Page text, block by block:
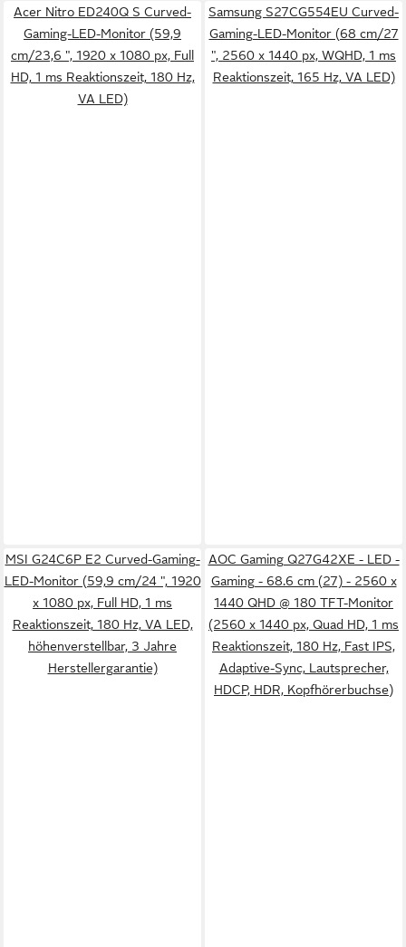
Acer Nitro ED240Q S Curved-
Gaming-LED-Monitor (59,9
cm/23,6 ", 1920 x 1080 px, Full
HD, 1 ms Reaktionszeit, 180 Hz,
VA LED)
Samsung S27CG554EU Curved-
Gaming-LED-Monitor (68 cm/27
", 2560 x 1440 px, WQHD, 1 ms
Reaktionszeit, 165 Hz, VA LED)
MSI G24C6P E2 Curved-Gaming-
LED-Monitor (59,9 cm/24 ", 1920
x 1080 px, Full HD, 1 ms
Reaktionszeit, 180 Hz, VA LED,
höhenverstellbar, 3 Jahre
Herstellergarantie)
AOC Gaming Q27G42XE - LED -
Gaming - 68.6 cm (27) - 2560 x
1440 QHD @ 180 TFT-Monitor
(2560 x 1440 px, Quad HD, 1 ms
Reaktionszeit, 180 Hz, Fast IPS,
Adaptive-Sync, Lautsprecher,
HDCP, HDR, Kopfhörerbuchse)